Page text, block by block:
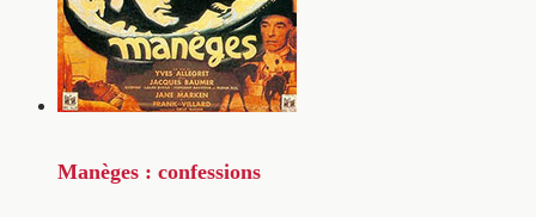
Manèges : confessions